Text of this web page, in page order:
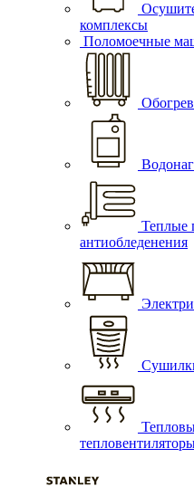
комплексы
Поломоечные
Теплые
антиобледенения